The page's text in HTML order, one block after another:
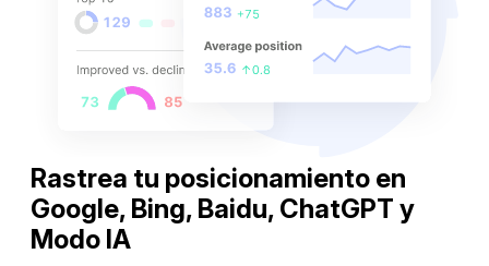
Rastrea tu posicionamiento en
Google, Bing, Baidu, ChatGPT y
Modo IA